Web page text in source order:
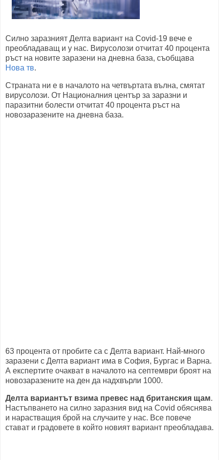
Силно заразният Делта вариант на Covid-19 вече е
преобладаващ и у нас. Вирусолози отчитат 40 процента
ръст на новите заразени на дневна база, съобщава
Нова тв.
Страната ни е в началото на четвъртата вълна, смятат
вирусолози. От Националния център за заразни и
паразитни болести отчитат 40 процента ръст на
новозаразените на дневна база.
63 процента от пробите са с Делта вариант. Най-много
заразени с Делта вариант има в София, Бургас и Варна.
А експертите очакват в началото на септември броят на
новозаразените на ден да надхвърли 1000.
Делта вариантът взима превес над британския щам.
Настъпването на силно заразния вид на Covid обяснява
и нарастващия брой на случаите у нас. Все повече
стават и градовете в който новият вариант преобладава.